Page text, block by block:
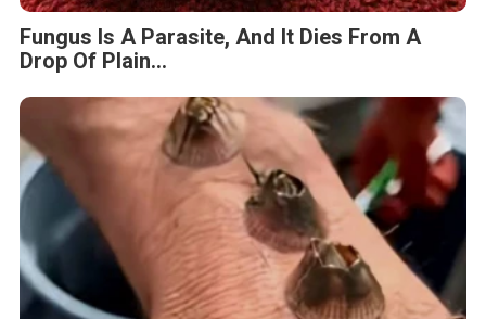
Fungus Is A Parasite, And It Dies From A
Drop Of Plain...